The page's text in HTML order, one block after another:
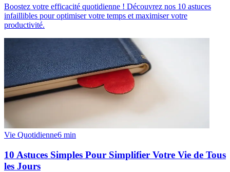
Boostez votre efficacité quotidienne ! Découvrez nos 10 astuces
infaillibles pour optimiser votre temps et maximiser votre
productivité.
Vie Quotidienne6 min
10 Astuces Simples Pour Simplifier Votre Vie de Tous
les Jours